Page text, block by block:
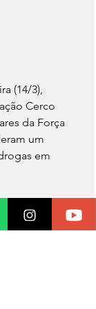
(14/3),
Cerco
da Força
um
em
de crack, dois